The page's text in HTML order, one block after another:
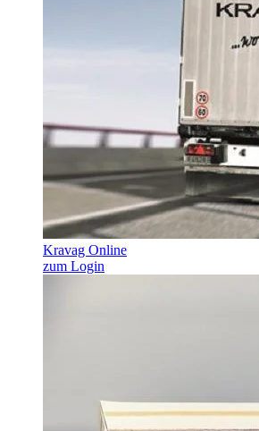
Kravag Online
zum Login